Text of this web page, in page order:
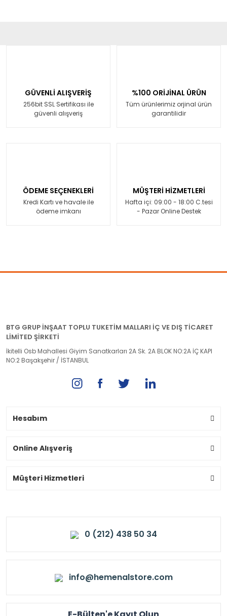
GÜVENLİ ALIŞVERİŞ
256bit SSL Sertifikası ile
güvenli alışveriş
%100 ORİJİNAL ÜRÜN
Tüm ürünlerimiz orjinal ürün
garantilidir
ÖDEME SEÇENEKLERİ
Kredi Kartı ve havale ile
ödeme imkanı
MÜŞTERİ HİZMETLERİ
Hafta içi: 09:00 - 18:00 C.tesi
- Pazar Online Destek
BTG GRUP İNŞAAT TOPLU TUKETİM MALLARI İÇ VE DIŞ TİCARET
LİMİTED ŞİRKETİ
İkitelli Osb Mahallesi Giyim Sanatkarları 2A Sk. 2A BLOK NO:2A İÇ KAPI
NO:2 Başakşehir / İSTANBUL
Hesabım
Online Alışveriş
Müşteri Hizmetleri
0 (212) 438 50 34
info@hemenalstore.com